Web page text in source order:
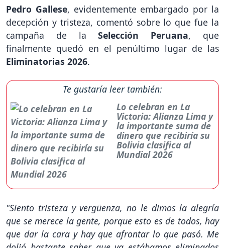
Pedro Gallese, evidentemente embargado por la
decepción y tristeza, comentó sobre lo que fue la
campaña de laSelección Peruana, que
finalmente quedó en el penúltimo lugar de las
Eliminatorias 2026.
Te gustaría leer también:
Lo celebran en La
Victoria: Alianza Lima y
la importante suma de
dinero que recibiría su
Bolivia clasifica al
Mundial 2026
"Siento tristeza y vergüenza, no le dimos la alegría
que se merece la gente, porque esto es de todos, hay
que dar la cara y hay que afrontar lo que pasó. Me